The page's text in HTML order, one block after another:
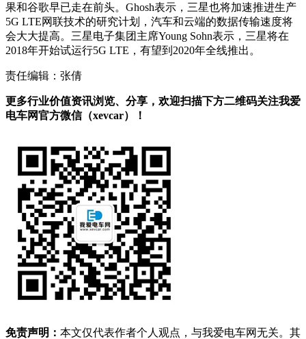
果和谷歌早已走在前头。Ghosh表示，三星也将加速推进生产
5G LTE网联技术的研究计划，汽车和云端的数据传输速度将
会大大提高。三星电子集团主席Young Sohn表示，三星将在
2018年开始试运行5G LTE，有望到2020年全线推出。
责任编辑：张倩
更多行业价值资讯浏览、分享，欢迎扫描下方二维码关注我爱
电车网官方微信（xevcar）！
免责声明： 本文仅代表作者个人观点，与我爱电车网无关。其